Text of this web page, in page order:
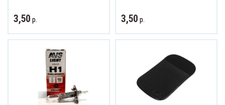
3,50 р. 3,50 р.